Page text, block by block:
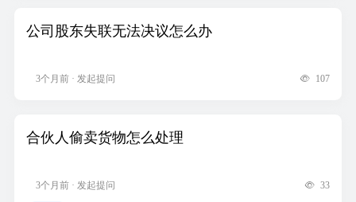
公司股东失联无法决议怎么办
3个月前 · 发起提问 107
合伙人偷卖货物怎么处理
3个月前 · 发起提问 33